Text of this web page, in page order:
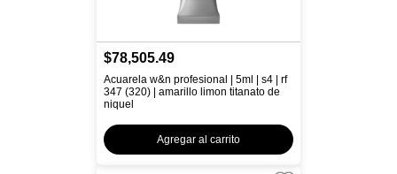
$78,505.49
Acuarela w&n profesional | 5ml | s4 | rf
347 (320) | amarillo limon titanato de
niquel
Agregar al carrito